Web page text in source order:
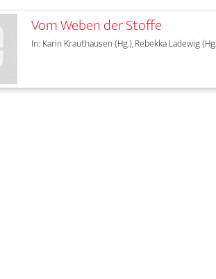
Vom Weben der Stoffe
In: Karin Krauthausen (Hg.), Rebekka Ladewig